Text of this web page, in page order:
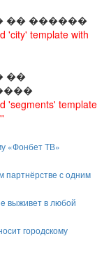
�� ������
'city' template with
��
'segments' template
«Фонбет ТВ»
партнёрстве с одним
выживет в любой
городскому